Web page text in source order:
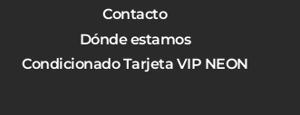
Contacto
Dónde estamos
Condicionado Tarjeta VIP NEON